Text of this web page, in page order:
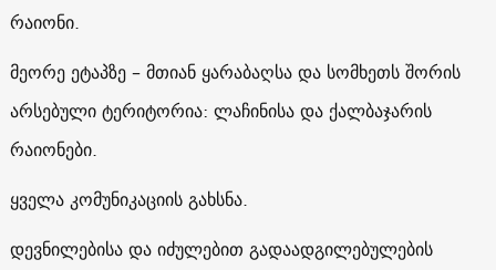
რაიონი.
მეორე ეტაპზე – მთიან ყარაბაღსა და სომხეთს შორის
არსებული ტერიტორია: ლაჩინისა და ქალბაჯარის
რაიონები.
ყველა კომუნიკაციის გახსნა.
დევნილებისა და იძულებით გადაადგილებულების